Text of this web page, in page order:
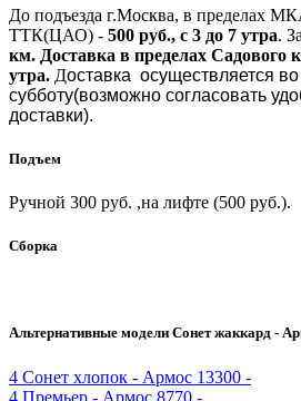
До подъезда г.Москва, в пределах
ТТК(ЦАО) - 500 руб., с 3 до 7 утра.
км. Доставка в пределах Садового
утра. Доставка осуществляется во
субботу(возможно согласовать
доставки).
Подъем
Ручной 300 руб. ,на лифте (500 руб.).
Сборка
Альтернативные модели Сонет жаккард -
4 Сонет хлопок - Армос 13300 -
4 Премьер - Армос 8770 -